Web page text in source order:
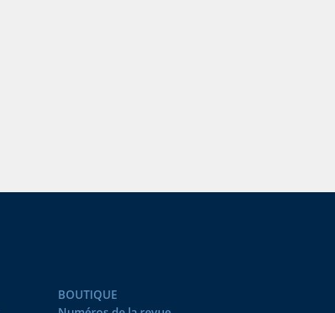
BOUTIQUE